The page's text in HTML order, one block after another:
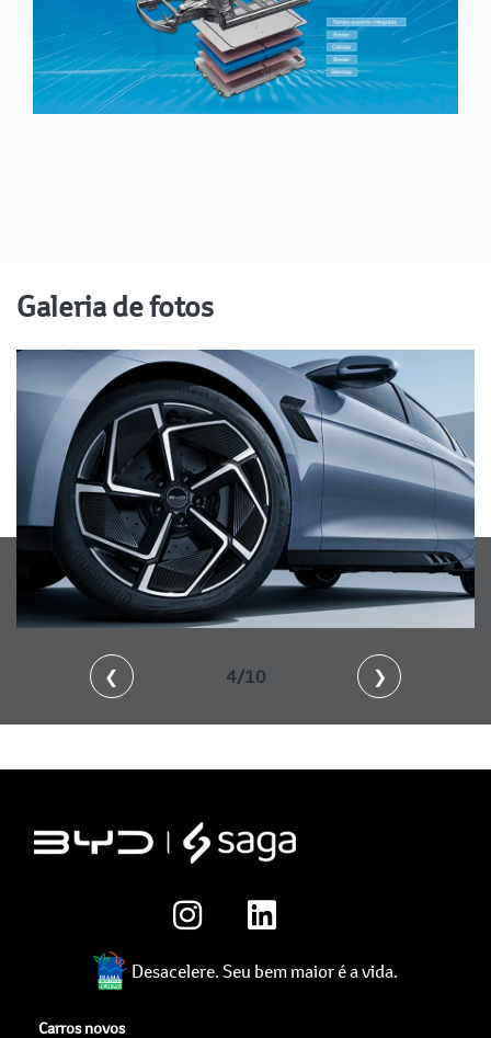
Galeria de fotos
❮ 4/10 ❯
Desacelere. Seu bem maior é a vida.
Carros novos